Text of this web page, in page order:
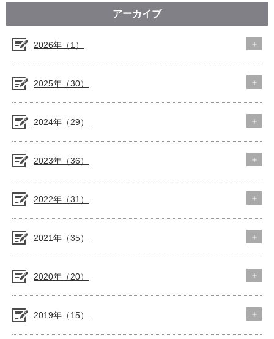
アーカイブ
2026年（1）
2025年（30）
2024年（29）
2023年（36）
2022年（31）
2021年（35）
2020年（20）
2019年（15）